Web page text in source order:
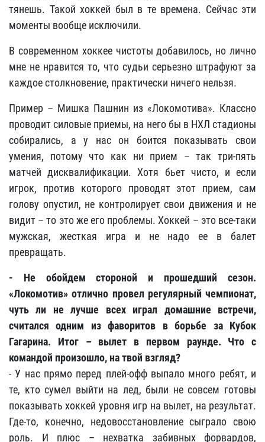
тянешь. Такой хоккей был в те времена. Сейчас эти
моменты вообще исключили.
В современном хоккее чистоты добавилось, но лично
мне не нравится то, что судьи серьезно штрафуют за
каждое столкновение, практически ничего нельзя.
Пример – Мишка Пашнин из «Локомотива». Классно
проводит силовые приемы, на него бы в НХЛ стадионы
собирались, а у нас он боится показывать свои
умения, потому что как ни прием – так три-пять
матчей дисквалификации. Хотя бьет чисто, и если
игрок, против которого проводят этот прием, сам
голову опустил, не контролирует свои движения и не
видит – то это же его проблемы. Хоккей – это все-таки
мужская, жесткая игра и не надо ее в балет
превращать.
- Не обойдем стороной и прошедший сезон.
«Локомотив» отлично провел регулярный чемпионат,
чуть ли не лучше всех играл домашние встречи,
считался одним из фаворитов в борьбе за Кубок
Гагарина. Итог – вылет в первом раунде. Что с
командой произошло, на твой взгляд?
- У нас прямо перед плей-офф выпало много ребят, и
те, кто сумел выйти на лед, были не совсем готовы
показывать хоккей уровня игр на вылет, на результат.
Где-то, конечно, недовосстановление сыграло свою
роль. И плюс – нехватка забивных форвардов,